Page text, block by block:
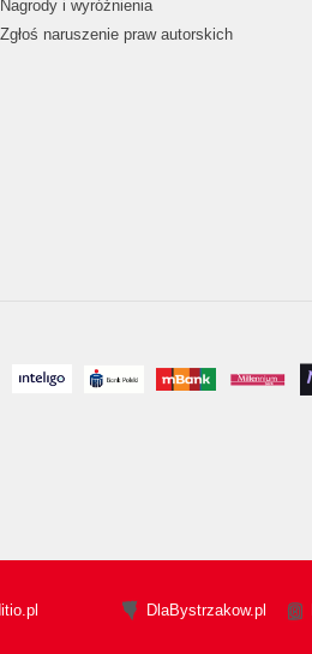
Nagrody i wyróżnienia
Zgłoś naruszenie praw autorskich
DlaBystrzakow.pl